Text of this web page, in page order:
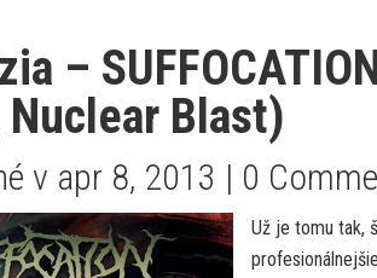
–
Blast)
v apr 8, 2013 | 0
Už je tomu tak,